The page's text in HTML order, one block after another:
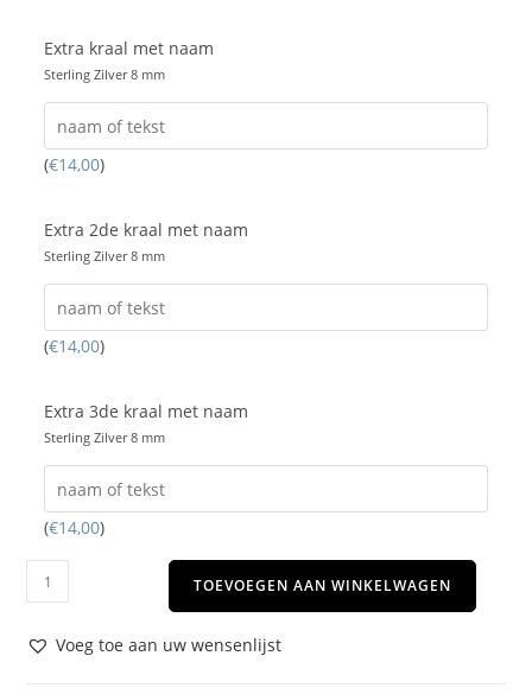
Extra kraal met naam
Sterling Zilver 8 mm
(€14,00)
Extra 2de kraal met naam
Sterling Zilver 8 mm
(€14,00)
Extra 3de kraal met naam
Sterling Zilver 8 mm
(€14,00)
TOEVOEGEN AAN WINKELWAGEN
Voeg toe aan uw wensenlijst